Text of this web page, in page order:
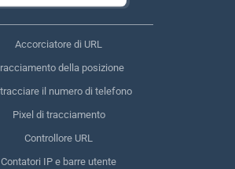
Accorciatore di URL
della posizione
il numero di telefono
Pixel di tracciamento
Controllore URL
Contatori IP e barre utente